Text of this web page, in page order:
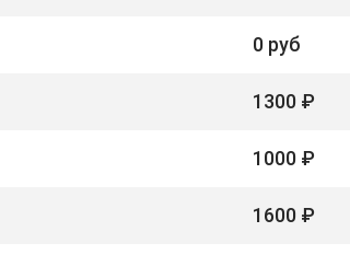
0 руб
1300 ₽
1000 ₽
1600 ₽